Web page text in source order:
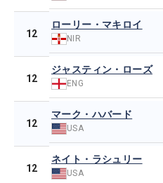
12
ローリー・マキロイ
NIR
12
ジャスティン・ローズ
ENG
12
マーク・ハバード
USA
12
ネイト・ラシュリー
USA